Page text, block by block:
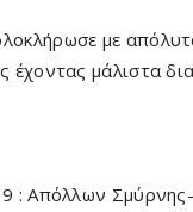
με
έχοντας μάλιστα
: Απόλλων